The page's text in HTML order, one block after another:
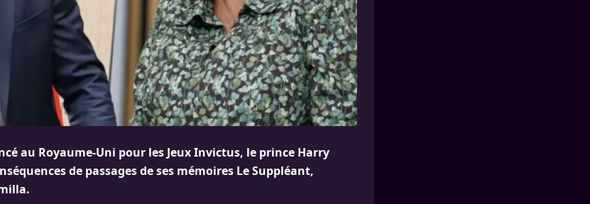
au Royaume-Uni pour les Jeux Invictus, le prince Harry
de passages de ses mémoires Le Suppléant,